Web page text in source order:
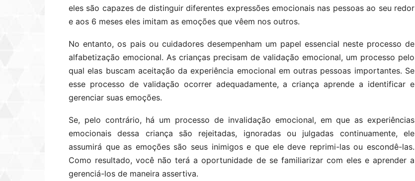
eles são capazes de distinguir diferentes expressões emocionais nas pessoas ao seu redor
e aos 6 meses eles imitam as emoções que vêem nos outros.
No entanto, os pais ou cuidadores desempenham um papel essencial neste processo de
alfabetização emocional. As crianças precisam de validação emocional, um processo pelo
qual elas buscam aceitação da experiência emocional em outras pessoas importantes. Se
esse processo de validação ocorrer adequadamente, a criança aprende a identificar e
gerenciar suas emoções.
Se, pelo contrário, há um processo de invalidação emocional, em que as experiências
emocionais dessa criança são rejeitadas, ignoradas ou julgadas continuamente, ele
assumirá que as emoções são seus inimigos e que ele deve reprimi-las ou escondê-las.
Como resultado, você não terá a oportunidade de se familiarizar com eles e aprender a
gerenciá-los de maneira assertiva.